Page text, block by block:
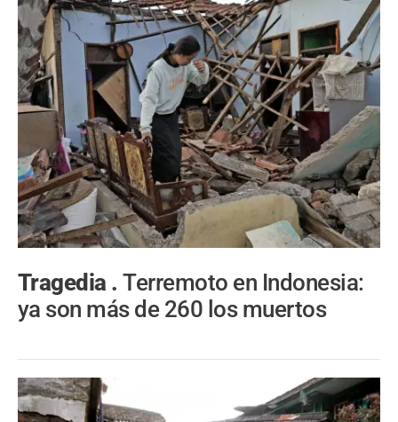
Tragedia .Terremoto en Indonesia:
ya son más de 260 los muertos